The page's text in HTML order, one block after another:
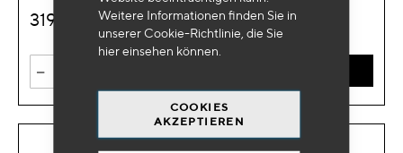
Weitere Informationen finden Sie in
unserer Cookie-Richtlinie, die Sie
hiereinsehen können.
COOKIES
AKZEPTIEREN
319
-